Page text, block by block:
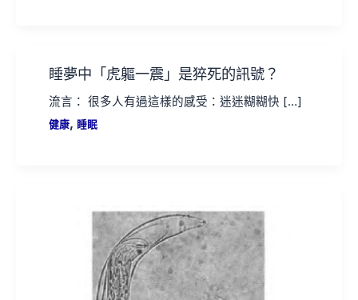
睡夢中「虎軀一震」是猝死的訊號？
流言： 很多人有過這樣的感受：迷迷糊糊快 […]
健康, 睡眠